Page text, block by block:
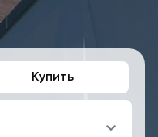
Купить